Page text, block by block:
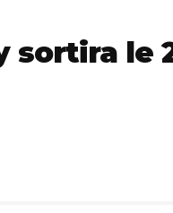
sortira le